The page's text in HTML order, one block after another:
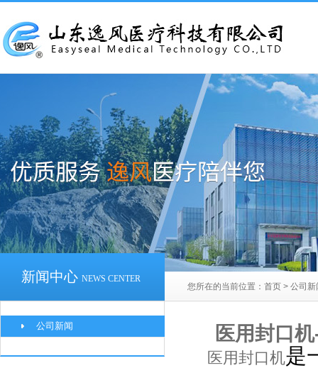
新闻中心 NEWS CENTER
您所在的当前位置： 首页 > 公司新
公司新闻 医用封口
医用封口机是